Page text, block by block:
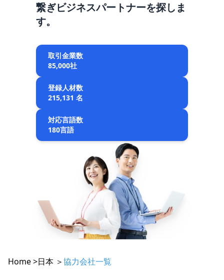
繋ぎビジネスパートナーを探しま
す。
取引金業数
85,000社
登録人材数
215,131 名
対応言語数
180言語
Home >日本 ＞協力会社一覧